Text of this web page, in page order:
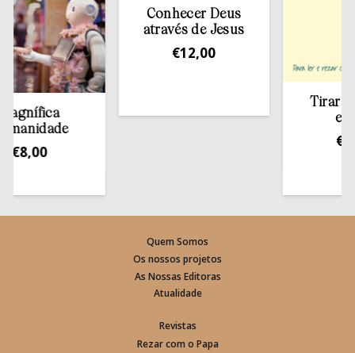
Conhecer Deus
através de Jesus
12,00
Tirar a
Quem Somos
Os nossos projetos
As Nossas Editoras
Atualidade
Revistas
Rezar com o Papa